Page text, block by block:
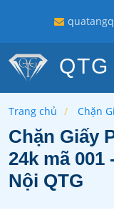
QTG
Trang chủ Chặn
Chặn Giấy
24k mã 001
Nội QTG